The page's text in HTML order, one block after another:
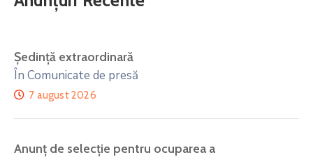
Ședință extraordinară
În Comunicate de presă
7 august 2026
Anunţ de selecţie pentru ocuparea a